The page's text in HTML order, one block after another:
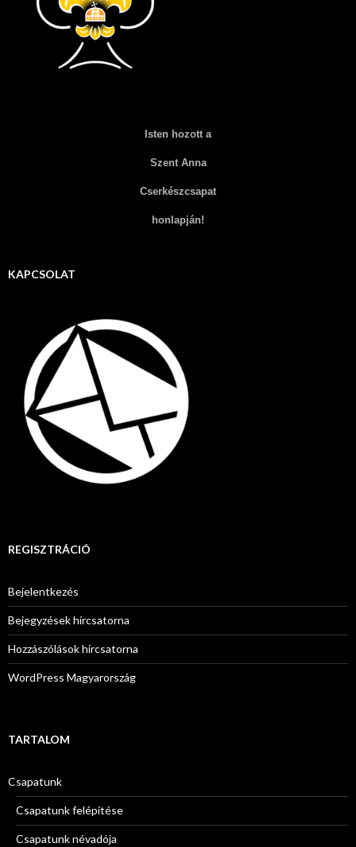
Isten hozott a
Szent Anna
Cserkészcsapat
honlapján!
KAPCSOLAT
REGISZTRÁCIÓ
Bejelentkezés
Bejegyzések hírcsatorna
Hozzászólások hírcsatorna
WordPress Magyarország
TARTALOM
Csapatunk
Csapatunk felépítése
Csapatunk névadója